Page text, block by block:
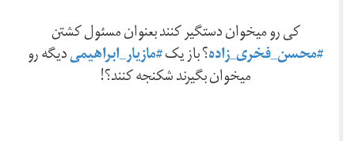
کی رو میخوان دستگیر کنند بعنوان مسئول کشتن
#محسن_فخری_زاده؟ باز یک#مازیار_ابراهیمیدیگه رو
میخوان بگیرند شکنجه کنند؟!